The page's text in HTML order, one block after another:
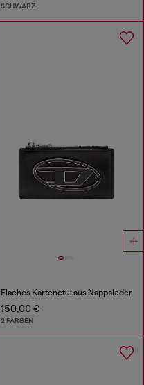
SCHWARZ
Flaches Kartenetui aus Nappaleder
150,00 €
2 FARBEN